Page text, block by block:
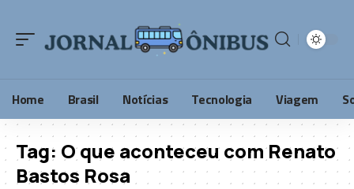
Home Brasil Notícias Tecnologia Viagem
Tag: O que aconteceu com Renato
Bastos Rosa